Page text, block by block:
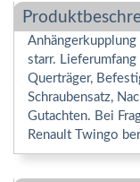
starr.
Querträger,
Schraubensatz,
Gutachten. Bei
Renault Twingo